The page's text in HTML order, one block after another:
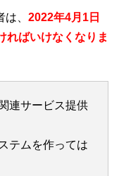
、 2022年4月1日
ればいけなくなりま
連サービス提供
テムを作っては